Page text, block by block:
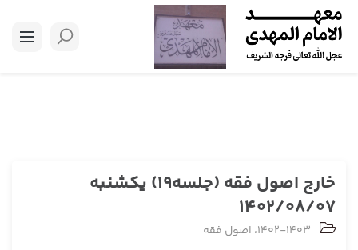
خارج اصول فقه (جلسه19) یکشنبه
1402/08/07
1402-1403، اصول فقه